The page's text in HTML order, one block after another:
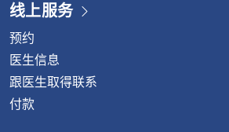
线上服务
预约
医生信息
跟医生取得联系
付款